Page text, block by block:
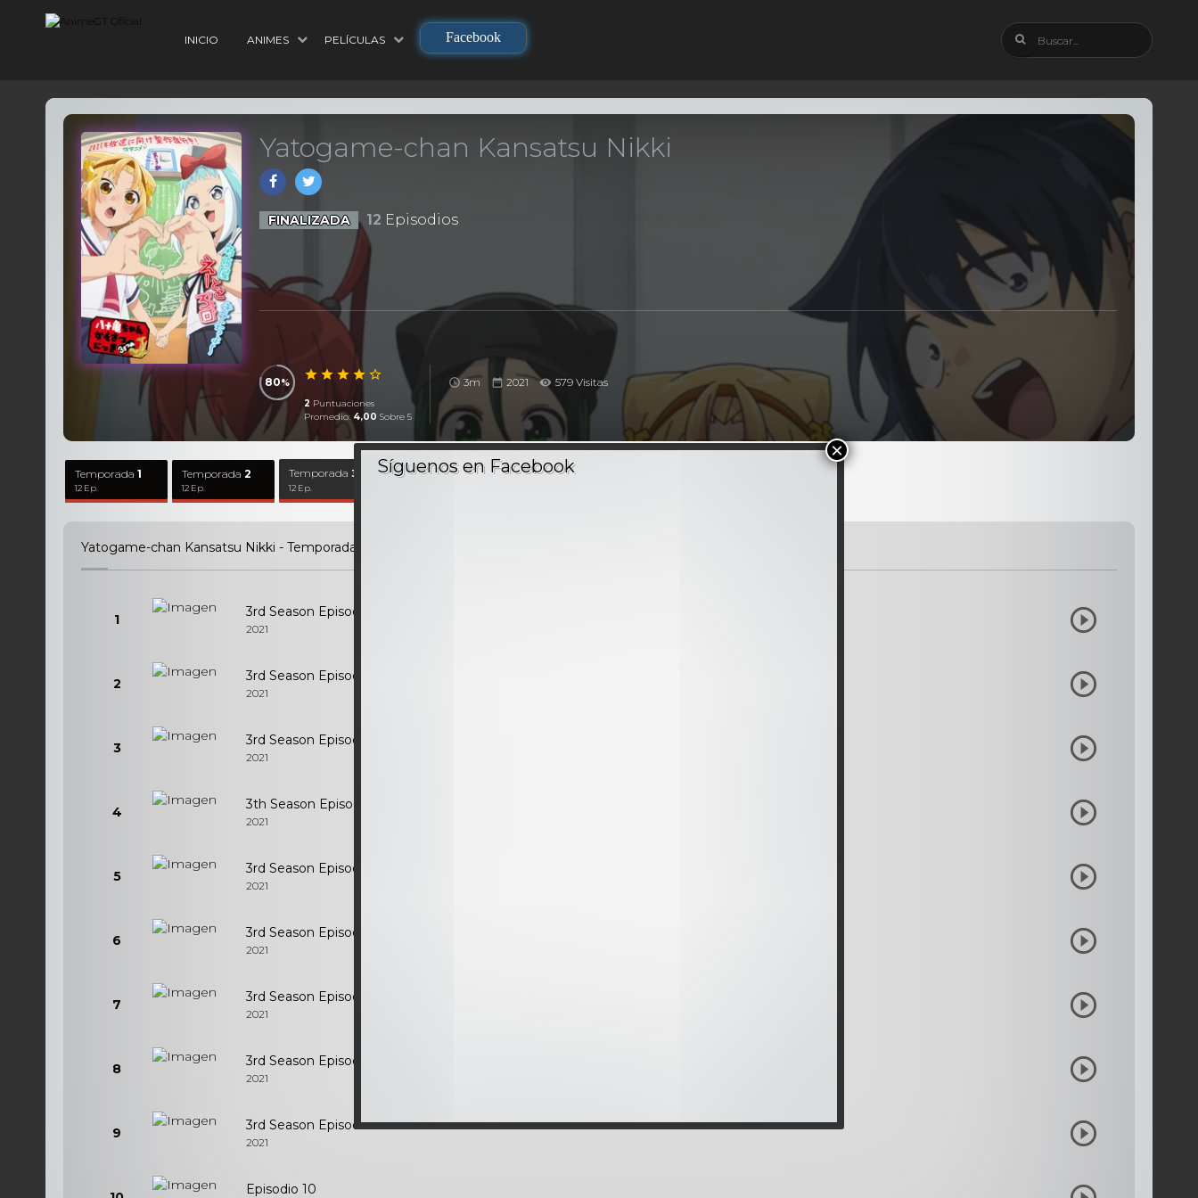
INICIO ANIMES PELÍCULAS Facebook
Yatogame-chan Kansatsu Nikki
FINALIZADA 12 Episodios
80
2 Puntuaciones
Promedio: 4,00 Sobre 5
3m 2021 579 Visitas
Temporada1
12 Ep.
Temporada2
12 Ep.
Temporada 3
12 Ep.
Yatogame-chan Kansatsu Nikki - Temporada
1 3rd Season Episodio 1
2021
2 3rd Season Episodio 2
2021
3 3rd Season Episodio 3
2021
4 3th Season Episodio 4
2021
5 3rd Season Episodio 5
2021
6 3rd Season Episodio 6
2021
7 3rd Season Episodio 7
2021
8 3rd Season Episodio 8
2021
9 3rd Season Episodio 9
2021
Episodio 10